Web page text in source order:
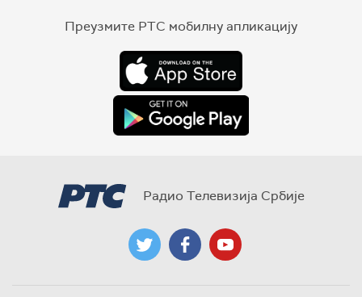
Преузмите РТС мобилну апликацију
Радио Телевизија Србије